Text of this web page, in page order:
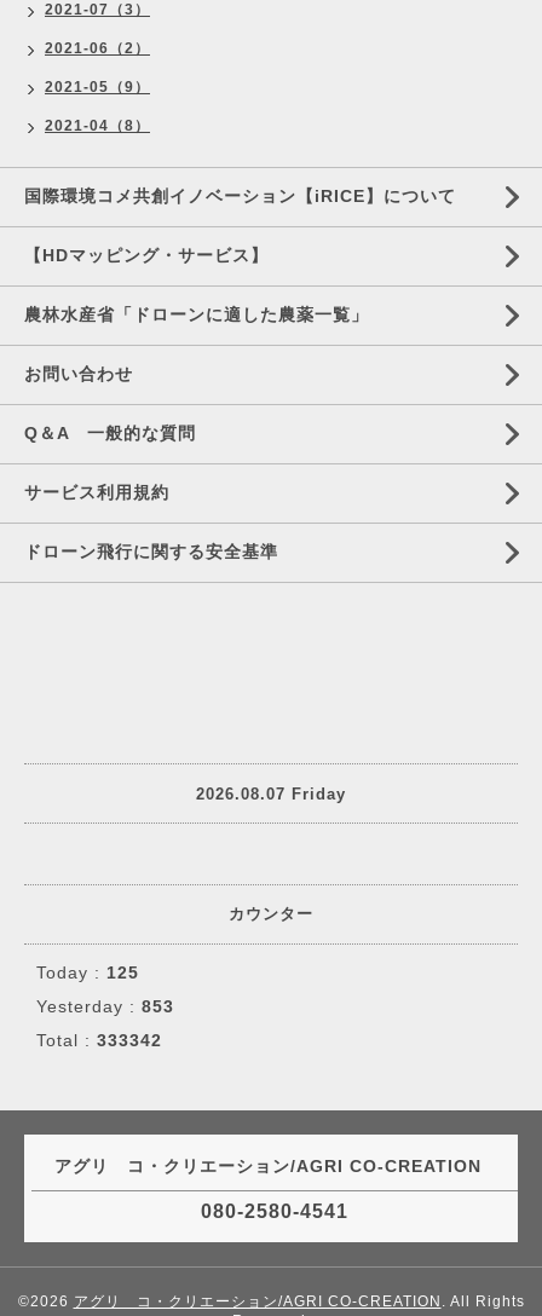
2021-07（3）
2021-06（2）
2021-05（9）
2021-04（8）
国際環境コメ共創イノベーション【iRICE】について
【HDマッピング・サービス】
農林水産省「ドローンに適した農薬一覧」
お問い合わせ
Q＆A 一般的な質問
サービス利用規約
ドローン飛行に関する安全基準
2026.08.07 Friday
カウンター
Today : 125
Yesterday : 853
Total : 333342
アグリ コ・クリエーション/AGRI CO-CREATION
080-2580-4541
©2026 アグリ コ・クリエーション/AGRI CO-CREATION . All Rights